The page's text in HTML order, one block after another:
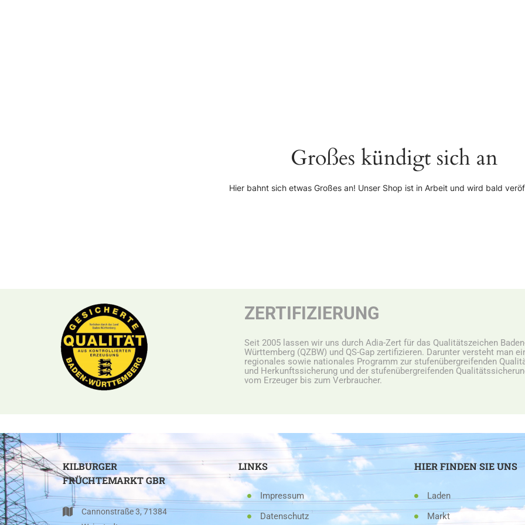
Großes kündigt sich an
Hier bahnt sich etwas Großes an! Unser Shop ist in Arbeit und wird bald
ZERTIFIZIERUNG
Seit 2005 lassen wir uns durch Adia-Zert für das Qualitätszeichen
Württemberg (QZBW) und QS-Gap zertifizieren. Darunter versteht man
regionales sowie nationales Programm zur stufenübergreifenden
und Herkunftssicherung und der stufenübergreifenden
vom Erzeuger bis zum Verbraucher.
KILBURGER
FRÜCHTEMARKT GBR
Cannonstraße 3, 71384
LINKS
Impressum
Datenschutz
HIER FINDEN SIE UNS
Laden
Markt